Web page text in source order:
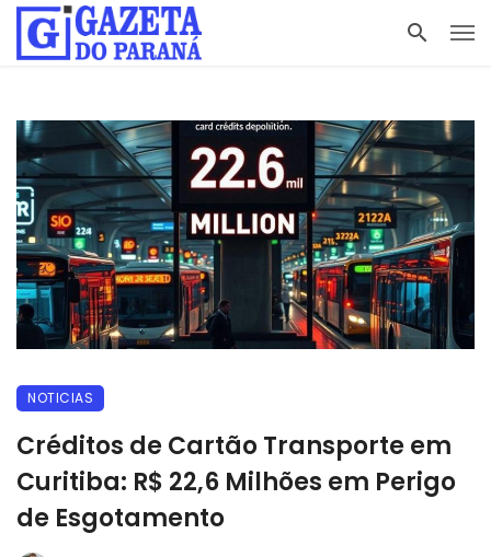
NOTICIAS
Créditos de Cartão Transporte em
Curitiba: R$ 22,6 Milhões em Perigo
de Esgotamento